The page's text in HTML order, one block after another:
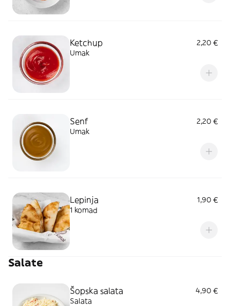
Ketchup
2,20 €
Umak
Senf
2,20 €
Umak
Lepinja
1,90 €
1 komad
Salate
Šopska salata
4,90 €
Salata